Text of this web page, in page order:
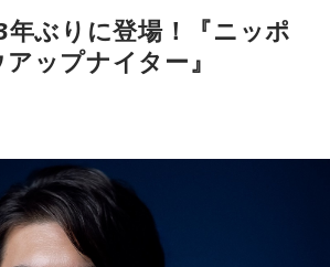
jfn-pods.com/program/27400
トフォーム「JFN Pods」ではスペシャ
無我夢中で、あるものを握りしめてい
の中から近いものを1つ選んでくださ
身分証
電池
ぶりに登場！『ニッポ
ップナイター』